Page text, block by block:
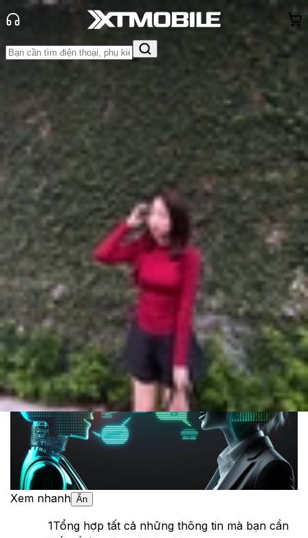
Tin tức
Hỏi đáp
Tin Mới
Đánh Giá - Trên Tay So Sánh Tư vấn
Khuyến
mãiThủ thuật Hỏi đáp App - Game Thông báo
Khách
hàng - Sự kiện
Voice AI là gì? Cách tải và sử dụng
chi tiết nhất
Anh Thư
Ngày đăng:
15/01/2024
Cập nhật: 15/01/2024
Theo dõi XTMobile trên
Xem nhanh Ẩn
1Tổng hợp tất cả những thông tin mà bạn cần